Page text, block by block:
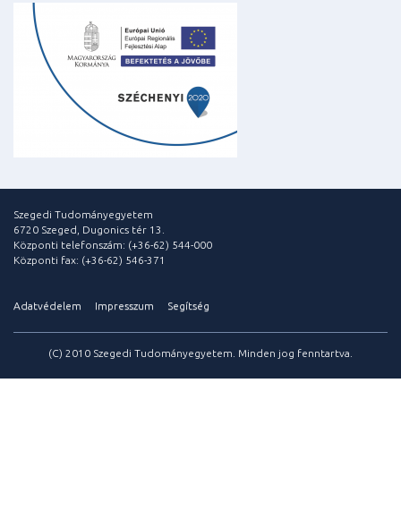
Szegedi Tudományegyetem
6720 Szeged, Dugonics tér 13.
Központi telefonszám: (+36-62) 544-000
Központi fax: (+36-62) 546-371
Adatvédelem Impresszum Segítség
(C) 2010 Szegedi Tudományegyetem. Minden jog fenntartva.